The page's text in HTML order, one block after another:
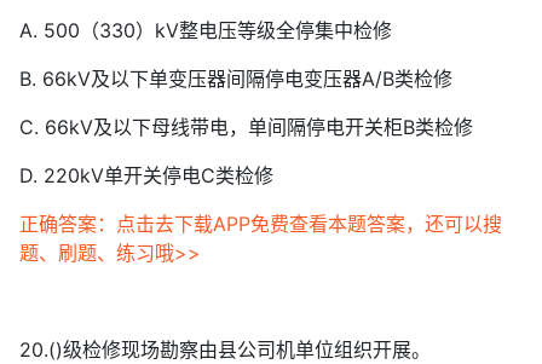
A. 500（330）kV整电压等级全停集中检修
B. 66kV及以下单变压器间隔停电变压器A/B类检修
C. 66kV及以下母线带电，单间隔停电开关柜B类检修
D. 220kV单开关停电C类检修
正确答案：点击去下载APP免费查看本题答案，还可以搜
题、刷题、练习哦>>
20.()级检修现场勘察由县公司机单位组织开展。